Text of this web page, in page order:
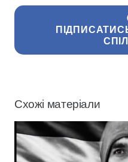
Схожі матеріали